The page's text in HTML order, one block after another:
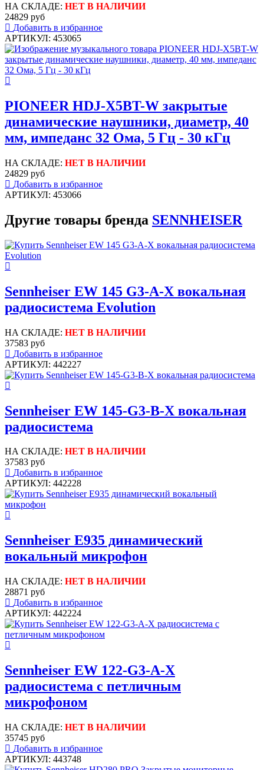
НА СКЛАДЕ: НЕТ В НАЛИЧИИ
24829 руб
Добавить в избранное
АРТИКУЛ: 453065
PIONEER HDJ-X5BT-W закрытые
динамические наушники, диаметр, 40
мм, импеданс 32 Ома, 5 Гц - 30 кГц
НА СКЛАДЕ: НЕТ В НАЛИЧИИ
24829 руб
Добавить в избранное
АРТИКУЛ: 453066
Другие товары бренда SENNHEISER
Sennheiser EW 145 G3-A-X вокальная
радиосистема Evolution
НА СКЛАДЕ: НЕТ В НАЛИЧИИ
37583 руб
Добавить в избранное
АРТИКУЛ: 442227
Sennheiser EW 145-G3-B-X вокальная
радиосистема
НА СКЛАДЕ: НЕТ В НАЛИЧИИ
37583 руб
Добавить в избранное
АРТИКУЛ: 442228
Sennheiser E935 динамический
вокальный микрофон
НА СКЛАДЕ: НЕТ В НАЛИЧИИ
28871 руб
Добавить в избранное
АРТИКУЛ: 442224
Sennheiser EW 122-G3-A-X
радиосистема с петличным
микрофоном
НА СКЛАДЕ: НЕТ В НАЛИЧИИ
35745 руб
Добавить в избранное
АРТИКУЛ: 443748